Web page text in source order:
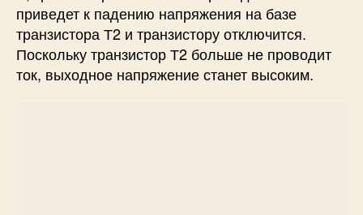
приведет к падению напряжения на базе
транзистора Т2 и транзистору отключится.
Поскольку транзистор Т2 больше не проводит
ток, выходное напряжение станет высоким.